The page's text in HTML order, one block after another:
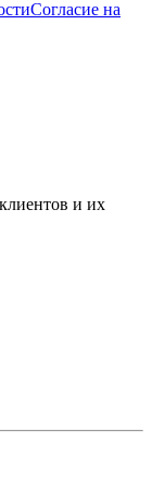
Согласие на
и их